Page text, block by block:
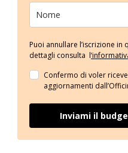
Puoi annullare l’iscrizione
dettagli consulta l
Confermo di voler
aggiornamenti
Inviami il